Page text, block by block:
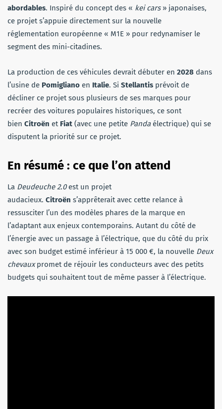
abordables. Inspiré du concept des « kei cars» japonaises,
ce projet s’appuie directement sur la nouvelle
réglementation européenne « M1E » pour redynamiser le
segment des mini-citadines.
La production de ces véhicules devrait débuter en 2028 dans
l’usine de Pomigliano en Italie. Si Stellantis prévoit de
décliner ce projet sous plusieurs de ses marques pour
recréer des voitures populaires historiques, ce sont
bien Citroën et Fiat (avec une petite Pandaélectrique) qui se
disputent la priorité sur ce projet.
En résumé : ce que l’on attend
La Deudeuche 2.0est un projet
audacieux. Citroën s’apprêterait avec cette relance à
ressusciter l’un des modèles phares de la marque en
l’adaptant aux enjeux contemporains. Autant du côté de
l’énergie avec un passage à l’électrique, que du côté du prix
avec son budget estimé inférieur à 15 000 €, la nouvelle Deux
chevauxpromet de réjouir les conducteurs avec des petits
budgets qui souhaitent tout de même passer à l’électrique.